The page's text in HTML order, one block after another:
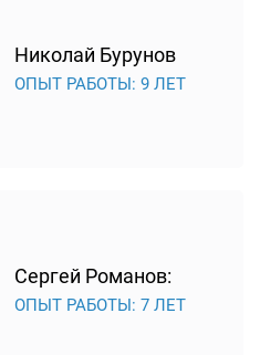
Николай Бурунов
ОПЫТ РАБОТЫ: 9 ЛЕТ
Сергей Романов:
ОПЫТ РАБОТЫ: 7 ЛЕТ